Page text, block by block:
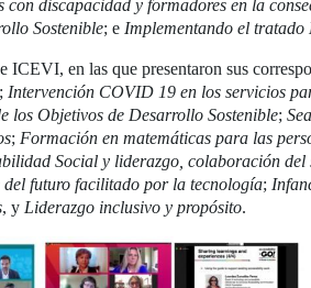
con discapacidad y formadores en la
Sostenible; e Implementando el tratado
en las que presentaron sus
; Intervención COVID 19 en los servicios
los Objetivos de Desarrollo Sostenible;
; Formación en matemáticas para las
Social y liderazgo, colaboración
del futuro facilitado por la tecnología;
, y Liderazgo inclusivo y propósito.